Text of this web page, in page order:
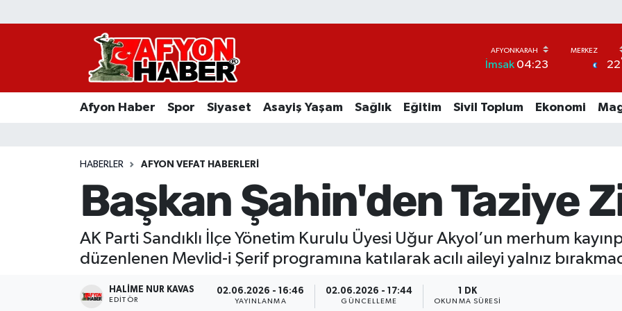
İmsak04:23 22
Afyon Haber Spor Siyaset Asayiş Yaşam Sağlık Eğitim Sivil Toplum Ekonomi
HABERLER AFYON VEFAT HABERLERI
Başkan Şahin'den Taziye
AK Parti Sandıklı İlçe Yönetim Kurulu Üyesi Uğur Akyol’un merhum
düzenlenen Mevlid-i Şerif programına katılarak acılı aileyi yalnız
HALIME NUR KAVAS
EDITÖR
02.06.2026 - 16:46
YAYINLANMA
02.06.2026 - 17:44
GÜNCELLEME
1 DK
OKUNMA SÜRESI
Afyon Haber
Asayiş Yaşam
Sivil Toplum
Ekonomi